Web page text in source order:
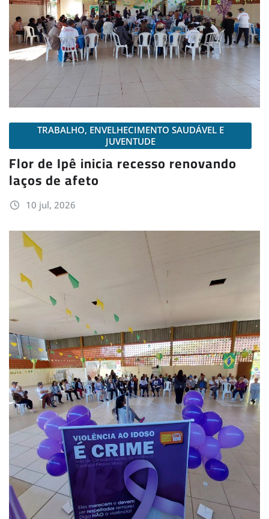
TRABALHO, ENVELHECIMENTO SAUDÁVEL E
JUVENTUDE
Flor de Ipê inicia recesso renovando
laços de afeto
10 jul, 2026